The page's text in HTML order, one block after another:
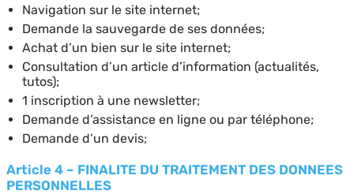
Navigation sur le site internet;
Demande la sauvegarde de ses données;
Achat d’un bien sur le site internet;
Consultation d’un article d’information (actualités,
tutos);
1 inscription à une newsletter;
Demande d’assistance en ligne ou par téléphone;
Demande d’un devis;
Article 4 – FINALITE DU TRAITEMENT DES DONNEES
PERSONNELLES